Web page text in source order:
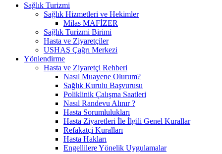
Sağlık Turizmi
Sağlık Hizmetleri ve Hekimler
Milas MAFİZER
Sağlık Turizmi Birimi
Hasta ve Ziyaretçiler
USHAŞ Çağrı Merkezi
Yönlendirme
Hasta ve Ziyaretçi Rehberi
Nasıl Muayene Olurum?
Sağlık Kurulu Başvurusu
Poliklinik Çalışma Saatleri
Nasıl Randevu Alınır ?
Hasta Sorumlulukları
Hasta Ziyaretleri İle İlgili Genel Kurallar
Refakatçi Kuralları
Hasta Hakları
Engellilere Yönelik Uygulamalar